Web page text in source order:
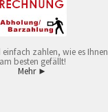
zahlen, wie es Ihnen
am besten gefällt!
Mehr ►